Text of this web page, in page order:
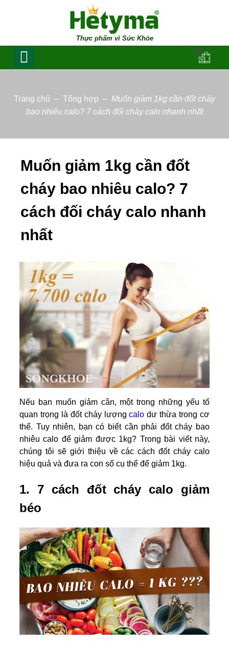
Thực phẩm vì Sức Khỏe
(0)
Trang chủ – Tổng hợp – Muốn giảm 1kg cần đốt cháy
bao nhiêu calo? 7 cách đối cháy calo nhanh nhất
Muốn giảm 1kg cần đốt
cháy bao nhiêu calo? 7
cách đối cháy calo nhanh
nhất
Nếu bạn muốn giảm cân, một trong những yếu tố
quan trọng là đốt cháy lượngcalo dư thừa trong cơ
thể. Tuy nhiên, bạn có biết cần phải đốt cháy bao
nhiêu calo để giảm được 1kg? Trong bài viết này,
chúng tôi sẽ giới thiệu về các cách đốt cháy calo
hiệu quả và đưa ra con số cụ thể để giảm 1kg.
1. 7 cách đốt cháy calo giảm
béo